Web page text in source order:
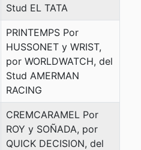
Stud EL TATA
PRINTEMPS Por
HUSSONET y WRIST,
por WORLDWATCH, del
Stud AMERMAN
RACING
CREMCARAMEL Por
ROY y SOÑADA, por
QUICK DECISION, del